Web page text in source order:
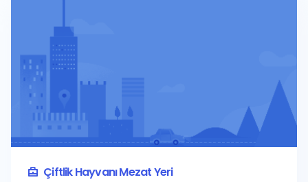
Çiftlik Hayvanı Mezat Yeri